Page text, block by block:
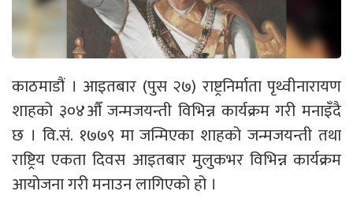
काठमाडौं । आइतबार (पुस २७) राष्ट्रनिर्माता पृथ्वीनारायण
शाहको ३०४औँ जन्मजयन्ती विभिन्न कार्यक्रम गरी मनाइँदै
छ । वि.सं. १७७९ मा जन्मिएका शाहको जन्मजयन्ती तथा
राष्ट्रिय एकता दिवस आइतबार मुलुकभर विभिन्न कार्यक्रम
आयोजना गरी मनाउन लागिएको हो ।